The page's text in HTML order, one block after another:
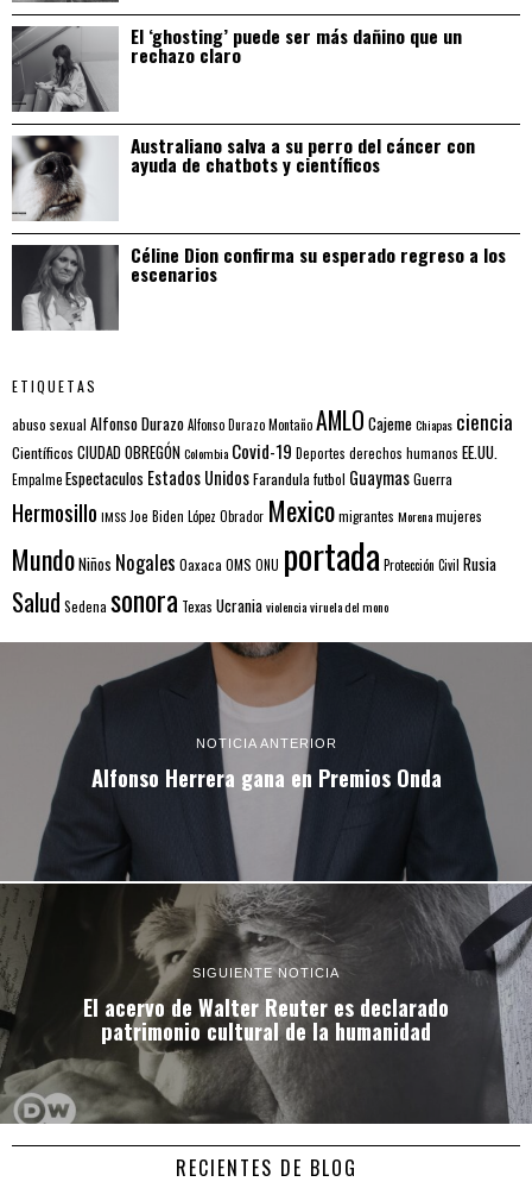
El ‘ghosting’ puede ser más dañino que un
rechazo claro
Australiano salva a su perro del cáncer con
ayuda de chatbots y científicos
Céline Dion confirma su esperado regreso a los
escenarios
ETIQUETAS
abuso sexual Alfonso DurazoAlfonso Durazo MontañoAMLO CajemeChiapas ciencia
Científicos CIUDAD OBREGÓNColombia Covid-19 Deportes derechos humanos EE.UU.
EmpalmeEspectaculos Estados UnidosFarandula futbol GuaymasGuerra
Hermosillo IMSS Joe Biden López Obrador Mexicomigrantes Morenamujeres
MundoNiños Nogales Oaxaca OMS ONU portada Protección Civil Rusia
Salud Sedena sonora Texas Ucraniaviolenciaviruela del mono
NOTICIA ANTERIOR
Alfonso Herrera gana en Premios Onda
SIGUIENTE NOTICIA
El acervo de Walter Reuter es declarado
patrimonio cultural de la humanidad
RECIENTES DE BLOG